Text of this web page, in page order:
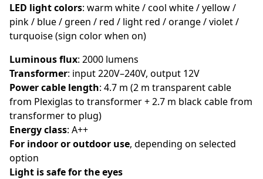
LED light colors: warm white / cool white / yellow /
pink / blue / green / red / light red / orange / violet /
turquoise (sign color when on)
Luminous flux: 2000 lumens
Transformer: input 220V–240V, output 12V
Power cable length: 4.7 m (2 m transparent cable
from Plexiglas to transformer + 2.7 m black cable from
transformer to plug)
Energy class: A++
For indoor or outdoor use, depending on selected
option
Light is safe for the eyes